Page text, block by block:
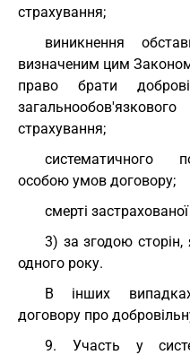
страхування;
виникнення
визначеним цим
право брати
страхування;
систематичного
особою умов договору;
смерті
3) за згодою
одного року.
В інших
договору про
9. Участь у